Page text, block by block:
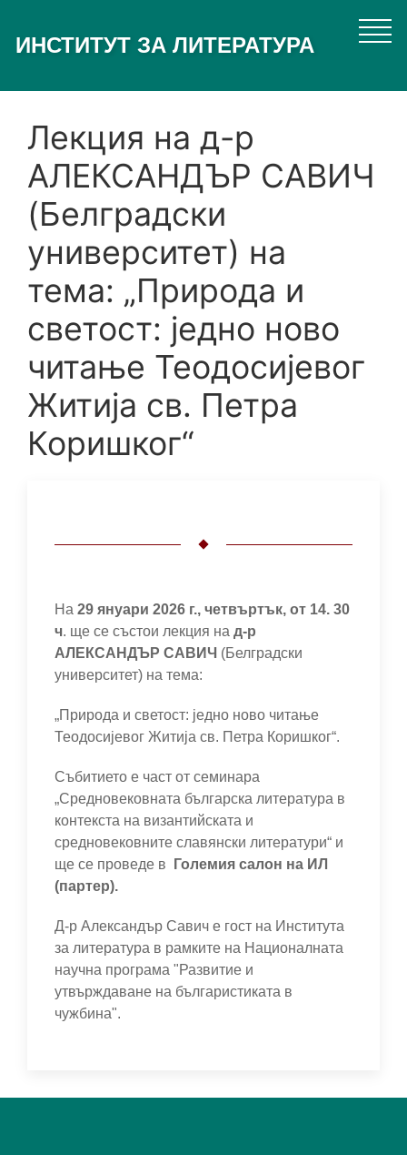
основното
ИНСТИТУТ ЗА ЛИТЕРАТУРА
Лекция на д-р
АЛЕКСАНДЪР САВИЧ
(Белградски
университет) на
тема: „Природа и
светост: једно ново
читање Теодосијевог
Житија св. Петра
Коришког“
На 29 януари 2026 г., четвъртък, от 14. 30
ч. ще се състои лекция на д-р
АЛЕКСАНДЪР САВИЧ (Белградски
университет) на тема:
„Природа и светост: једно ново читање
Теодосијевог Житија св. Петра Коришког“.
Събитието е част от семинара
„Средновековната българска литература в
контекста на византийската и
средновековните славянски литератури“ и
ще се проведе в
Големия салон на ИЛ
(партер).
Д-р Александър Савич е гост на Института
за литература в рамките на Националната
научна програма "Развитие и
утвърждаване на българистиката в
чужбина".